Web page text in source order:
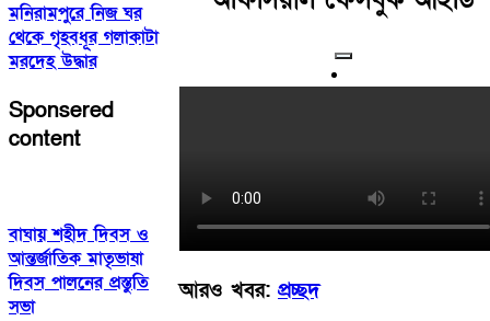
মনিরামপুরে নিজ ঘর
থেকে গৃহবধূর গলাকাটা
মরদেহ উদ্ধার
Sponsered
content
বাঘায় শহীদ দিবস ও
আন্তর্জাতিক মাতৃভাষা
দিবস পালনের প্রস্তুতি
সভা
আরও খবর: প্রচ্ছদ